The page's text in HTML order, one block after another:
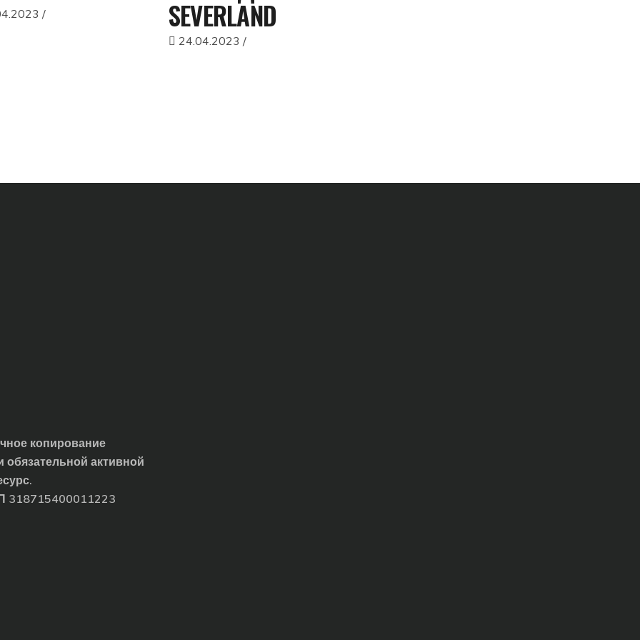
SEVERLAND
24.04.2023
копирование
обязательной активной
318715400011223